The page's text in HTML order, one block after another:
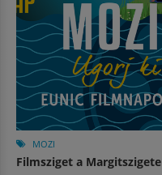
MOZI
Filmsziget a